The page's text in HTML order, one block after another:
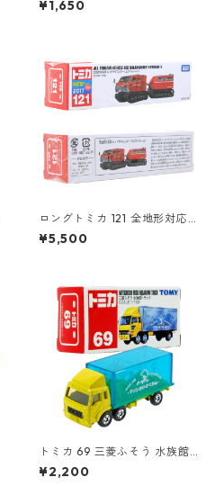
¥1,650
ロングトミカ 121 全地形対応
車 レッドサラマンダー / エク
ストリームV #10857754
¥5,500
トミカ 69 三菱ふそう 水族館
トラック #10290872
¥2,200